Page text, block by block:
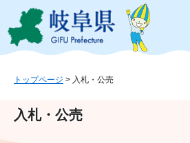
ジ
ュ
このページの本文へ
トップページ > 入札・公売
入札・公売